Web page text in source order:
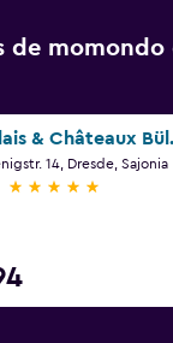
de momondo
14, Dresde, Sajonia
5 estrellas